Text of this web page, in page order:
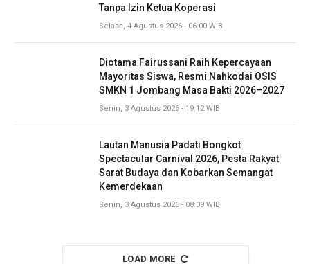
Tanpa Izin Ketua Koperasi
Selasa, 4 Agustus 2026 - 06:00 WIB
Diotama Fairussani Raih Kepercayaan
Mayoritas Siswa, Resmi Nahkodai OSIS
SMKN 1 Jombang Masa Bakti 2026–2027
Senin, 3 Agustus 2026 - 19:12 WIB
Lautan Manusia Padati Bongkot
Spectacular Carnival 2026, Pesta Rakyat
Sarat Budaya dan Kobarkan Semangat
Kemerdekaan
Senin, 3 Agustus 2026 - 08:09 WIB
LOAD MORE